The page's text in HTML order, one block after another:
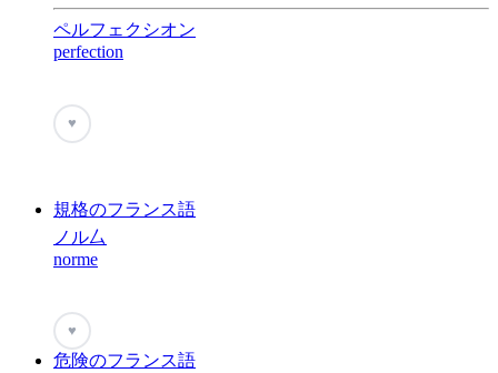
ペルフェクシオン
perfection
♥
規格のフランス語
ノル厶
norme
♥
危険のフランス語